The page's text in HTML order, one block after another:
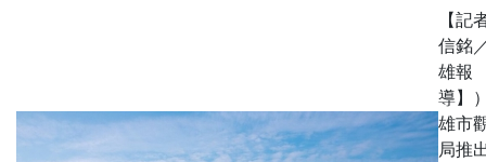
【記
信銘
雄報
導】
雄市
局推